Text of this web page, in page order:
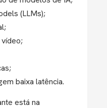
(LLMs);
baixa latência.
está na